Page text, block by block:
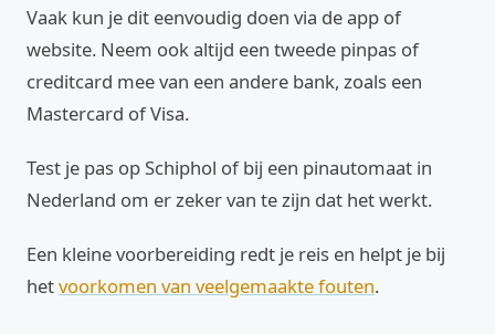
Vaak kun je dit eenvoudig doen via de app of
website. Neem ook altijd een tweede pinpas of
creditcard mee van een andere bank, zoals een
Mastercard of Visa.
Test je pas op Schiphol of bij een pinautomaat in
Nederland om er zeker van te zijn dat het werkt.
Een kleine voorbereiding redt je reis en helpt je bij
hetvoorkomen van veelgemaakte fouten.